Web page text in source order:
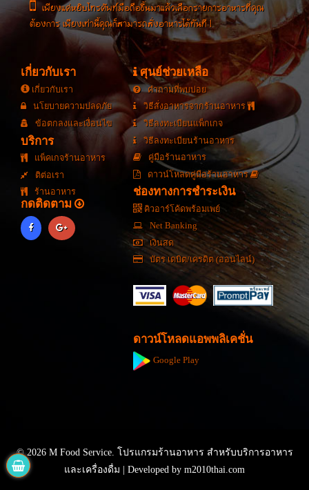
เพียงแค่หยิบโทรศัพท์มือถือขึ้นมาแล้วเลือกรายการอาหารที่คุณ
ต้องการ เพียงเท่านี้คุณก็สามารถสั่งอาหารได้ทันที !
เกี่ยวกับเรา
เกี่ยวกับเรา
นโยบายความปลดภัย
ข้อตกลงและเงื่อนไข
บริการ
แพ็คเกจร้านอาหาร
ติต่อเรา
ร้านอาหาร
กดติดตาม
ศุนย์ช่วยเหลือ
คำถามที่พบบ่อย
วิธีสั่งอาหารจากร้านอาหาร
วิธีลงทะเบียนแพ็กเกจ
วิธีลงทะเบียนร้านอาหาร
คู่มือร้านอาหาร
ดาวน์โหลดคู่มือร้านอาหาร
ช่องทางการชำระเงิน
คิวอาร์โค้ดพร้อมเพย์
Net Banking
เงินสด
บัตร เดบิต/เครดิต (ออนไลน์)
ดาวน์โหลดแอพพลิเคชั่น
Google Play
© 2026 M Food Service. โปรแกรมร้านอาหาร สำหรับบริการอาหาร
และเครื่องดื่ม | Developed by m2010thai.com